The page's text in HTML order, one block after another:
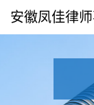
安徽凤佳律